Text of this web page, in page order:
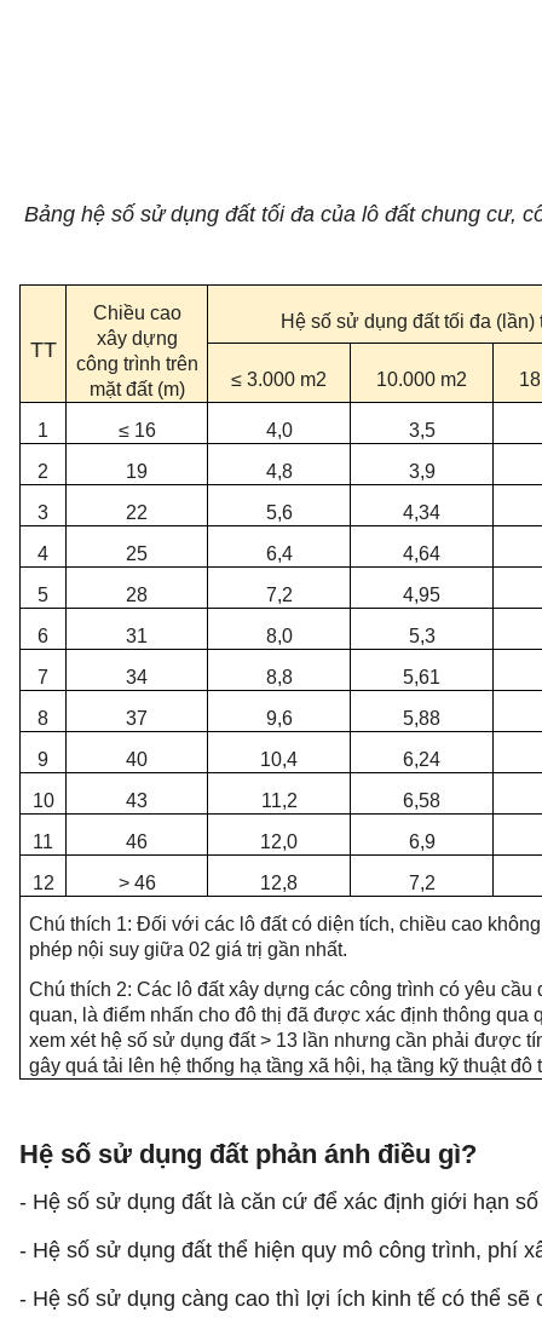
Bảng hệ số sử dụng đất tối đa của lô đất chung cư,
TT
Chiều cao
xây dựng
công trình trên
mặt đất (m)
Hệ số sử dụng đất tối đa (lần)
≤ 3.000 m2 10.000 m2
1 ≤ 16 4,0
3,5
2
19 4,8
3,9
3
22 5,6
4,34
4
25 6,4
4,64
5
28 7,2
4,95
6
31 8,0
5,3
7
34 8,8
5,61
8
37 9,6
5,88
9
40 10,4
6,24
10
43 11,2
6,58
11
46 12,0
6,9
12
> 46 12,8
7,2
Chú thích 1: Đối với các lô đất có diện tích, chiều cao
phép nội suy giữa 02 giá trị gần nhất.
Chú thích 2: Các lô đất xây dựng các công trình có yêu cầu
quan, là điểm nhấn cho đô thị đã được xác định thông qua
xem xét hệ số sử dụng đất > 13 lần nhưng cần phải được
gây quá tải lên hệ thống hạ tầng xã hội, hạ tầng kỹ thuật đô
Hệ số sử dụng đất phản ánh điều gì?
- Hệ số sử dụng đất là căn cứ để xác định giới hạn
- Hệ số sử dụng đất thể hiện quy mô công trình, phí
- Hệ số sử dụng càng cao thì lợi ích kinh tế có thể